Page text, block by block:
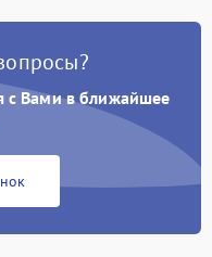
с Вами в ближайшее